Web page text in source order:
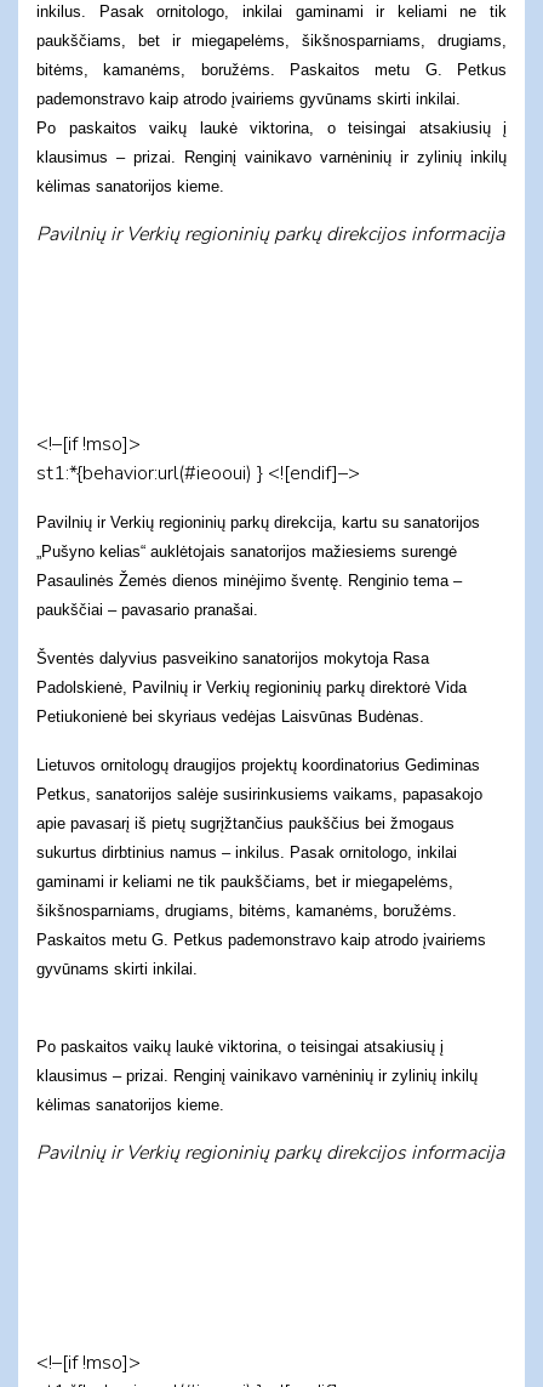
inkilus. Pasak ornitologo, inkilai gaminami ir keliami ne tik
paukščiams, bet ir miegapelėms, šikšnosparniams, drugiams,
bitėms, kamanėms, boružėms. Paskaitos metu G. Petkus
pademonstravo kaip atrodo įvairiems gyvūnams skirti inkilai.
Po paskaitos vaikų laukė viktorina, o teisingai atsakiusių į
klausimus – prizai. Renginį vainikavo varnėninių ir zylinių inkilų
kėlimas sanatorijos kieme.
Pavilnių ir Verkių regioninių parkų direkcijos informacija
<!–[if !mso]>
st1:*{behavior:url(#ieooui) } <![endif]–>
Pavilnių ir Verkių regioninių parkų direkcija, kartu su sanatorijos
„Pušyno kelias“ auklėtojais sanatorijos mažiesiems surengė
Pasaulinės Žemės dienos minėjimo šventę. Renginio tema –
paukščiai – pavasario pranašai.
Šventės dalyvius pasveikino sanatorijos mokytoja Rasa
Padolskienė, Pavilnių ir Verkių regioninių parkų direktorė Vida
Petiukonienė bei skyriaus vedėjas Laisvūnas Budėnas.
Lietuvos ornitologų draugijos projektų koordinatorius Gediminas
Petkus, sanatorijos salėje susirinkusiems vaikams, papasakojo
apie pavasarį iš pietų sugrįžtančius paukščius bei žmogaus
sukurtus dirbtinius namus – inkilus. Pasak ornitologo, inkilai
gaminami ir keliami ne tik paukščiams, bet ir miegapelėms,
šikšnosparniams, drugiams, bitėms, kamanėms, boružėms.
Paskaitos metu G. Petkus pademonstravo kaip atrodo įvairiems
gyvūnams skirti inkilai.
Po paskaitos vaikų laukė viktorina, o teisingai atsakiusių į
klausimus – prizai. Renginį vainikavo varnėninių ir zylinių inkilų
kėlimas sanatorijos kieme.
Pavilnių ir Verkių regioninių parkų direkcijos informacija
<!–[if !mso]>